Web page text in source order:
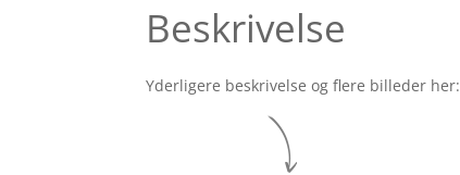
Beskrivelse
Yderligere beskrivelse og flere billeder her: